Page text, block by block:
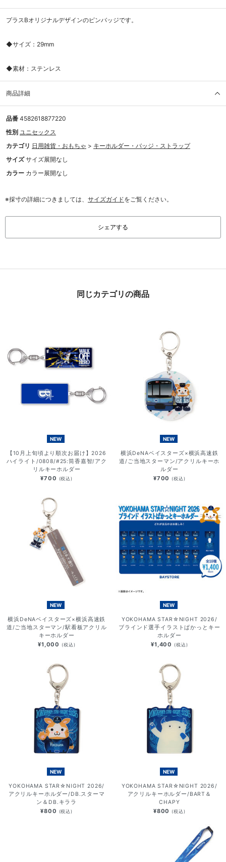
プラスBオリジナルデザインのピンバッジです。
◆サイズ：29mm
◆素材：ステンレス
商品詳細
品番 4582618877220
性別 ユニセックス
カテゴリ 日用雑貨・おもちゃ > キーホルダー・バッジ・ストラップ
サイズ サイズ展開なし
カラー カラー展開なし
※採寸の詳細につきましては、 サイズガイドをご覧ください。
シェアする
同じカテゴリの商品
NEW
【10月上旬頃より順次お届け】2026
ハイライト/0808/#25:筒香嘉智/アク
リルキーホルダー
¥700 (税込)
NEW
横浜DeNAベイスターズ×横浜高速鉄
道/ご当地スターマン/アクリルキーホ
ルダー
¥700 (税込)
NEW
横浜DeNAベイスターズ×横浜高速鉄
道/ご当地スターマン/駅看板アクリル
キーホルダー
¥1,000 (税込)
NEW
YOKOHAMA STAR☆NIGHT 2026/
ブラインド選手イラストぱかっとキー
ホルダー
¥1,400 (税込)
NEW
YOKOHAMA STAR☆NIGHT 2026/
アクリルキーホルダー/DB.スターマ
ン＆DB.キララ
¥800 (税込)
NEW
YOKOHAMA STAR☆NIGHT 2026/
アクリルキーホルダー/BART＆
CHAPY
¥800 (税込)